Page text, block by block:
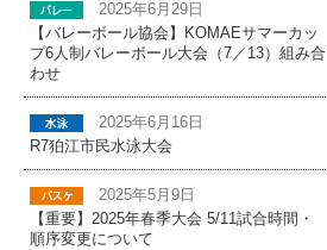
2025年6月29日
【バレーボール協会】KOMAEサマーカッ
プ6人制バレーボール大会（7／13）組み合
わせ
2025年6月16日
R7狛江市民水泳大会
2025年5月9日
【重要】2025年春季大会 5/11試合時間・
順序変更について